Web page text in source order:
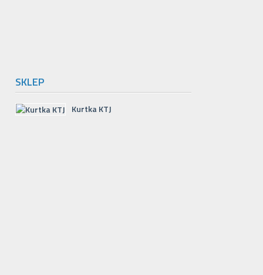
SKLEP
Kurtka KTJ